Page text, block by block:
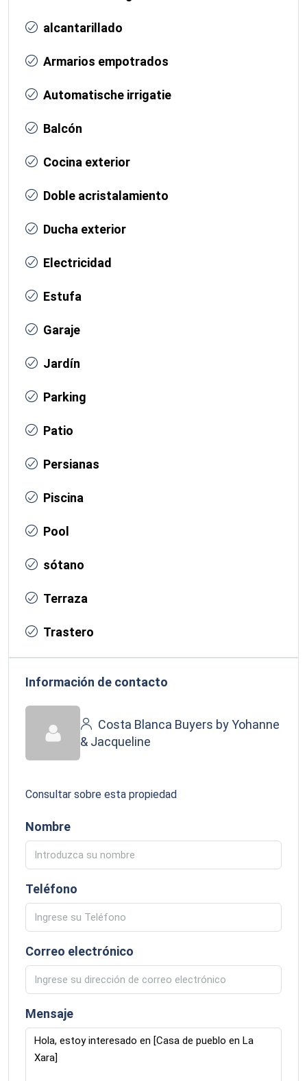
alcantarillado
Armarios empotrados
Automatische irrigatie
Balcón
Cocina exterior
Doble acristalamiento
Ducha exterior
Electricidad
Estufa
Garaje
Jardín
Parking
Patio
Persianas
Piscina
Pool
sótano
Terraza
Trastero
Información de contacto
Costa Blanca Buyers by Yohanne
& Jacqueline
Consultar sobre esta propiedad
Nombre
Teléfono
Correo electrónico
Mensaje